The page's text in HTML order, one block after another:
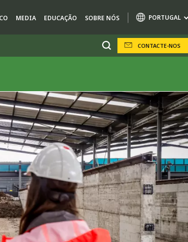
MEDIA EDUCAÇÃO SOBRE NÓS PORTUGAL
AIR QUALITY
ENGINEERING & CONSULTING
HAZARDOUS WASTE EUROPE
INDÚSTRIAS DE SOLUÇÕES GLOBAIS
SOLUÇÕES NUCLEARES
OFIS
SEDE BENELUX
VEOLIA AGRICULTURE
WATER TECHNOLOGIES
CONTACTE-NOS